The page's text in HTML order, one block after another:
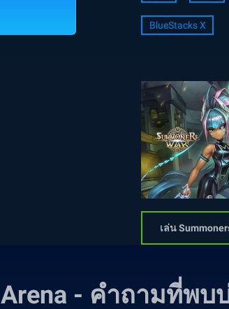
BlueStacks X
เล่น
Arena - คำถามที่พบ